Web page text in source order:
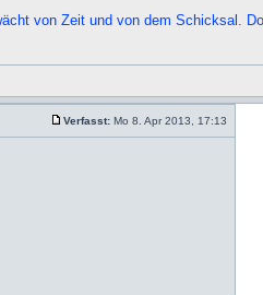
von Zeit und von dem Schicksal.
Verfasst: Mo 8. Apr 2013, 17:13